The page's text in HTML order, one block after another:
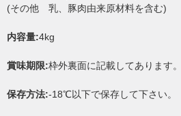
(その他 乳、豚肉由来原材料を含む)
内容量:4kg
賞味期限:枠外裏面に記載してあります。
保存方法:-18℃以下で保存して下さい。